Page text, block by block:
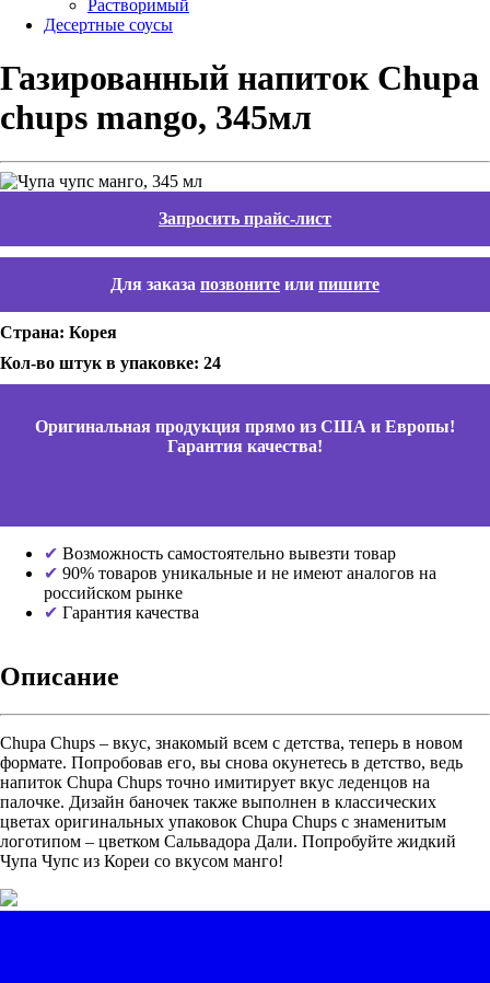
Растворимый
Десертные соусы
Газированный напиток Сhupa
chups mango, 345мл
Запросить прайс-лист
Для заказа позвоните или пишите
Страна: Корея
Кол-во штук в упаковке: 24
Оригинальная продукция прямо из США и Европы!
Гарантия качества!
Возможность самостоятельно вывезти товар
90% товаров уникальные и не имеют аналогов на
российском рынке
Гарантия качества
Описание
Chupa Chups – вкус, знакомый всем с детства, теперь в новом
формате. Попробовав его, вы снова окунетесь в детство, ведь
напиток Chupa Chups точно имитирует вкус леденцов на
палочке. Дизайн баночек также выполнен в классических
цветах оригинальных упаковок Chupa Chups с знаменитым
логотипом – цветком Сальвадора Дали. Попробуйте жидкий
Чупа Чупс из Кореи со вкусом манго!